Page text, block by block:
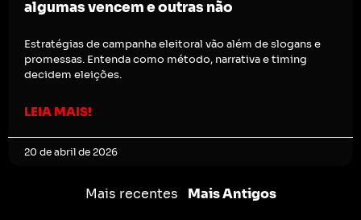
algumas vencem e outras não
Estratégias de campanha eleitoral vão além de slogans e
promessas. Entenda como método, narrativa e timing
decidem eleições.
LEIA MAIS!
20 de abril de 2026
Mais recentes Mais Antigos